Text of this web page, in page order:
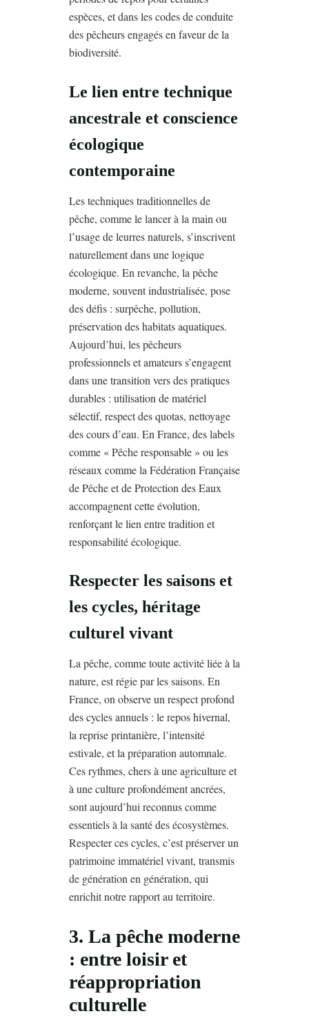
espèces, et dans les codes de conduite
des pêcheurs engagés en faveur de la
biodiversité.
Le lien entre technique
ancestrale et conscience
écologique
contemporaine
Les techniques traditionnelles de
pêche, comme le lancer à la main ou
l’usage de leurres naturels, s’inscrivent
naturellement dans une logique
écologique. En revanche, la pêche
moderne, souvent industrialisée, pose
des défis : surpêche, pollution,
préservation des habitats aquatiques.
Aujourd’hui, les pêcheurs
professionnels et amateurs s’engagent
dans une transition vers des pratiques
durables : utilisation de matériel
sélectif, respect des quotas, nettoyage
des cours d’eau. En France, des labels
comme « Pêche responsable » ou les
réseaux comme la Fédération Française
de Pêche et de Protection des Eaux
accompagnent cette évolution,
renforçant le lien entre tradition et
responsabilité écologique.
Respecter les saisons et
les cycles, héritage
culturel vivant
La pêche, comme toute activité liée à la
nature, est régie par les saisons. En
France, on observe un respect profond
des cycles annuels : le repos hivernal,
la reprise printanière, l’intensité
estivale, et la préparation automnale.
Ces rythmes, chers à une agriculture et
à une culture profondément ancrées,
sont aujourd’hui reconnus comme
essentiels à la santé des écosystèmes.
Respecter ces cycles, c’est préserver un
patrimoine immatériel vivant, transmis
de génération en génération, qui
enrichit notre rapport au territoire.
3. La pêche moderne
: entre loisir et
réappropriation
culturelle